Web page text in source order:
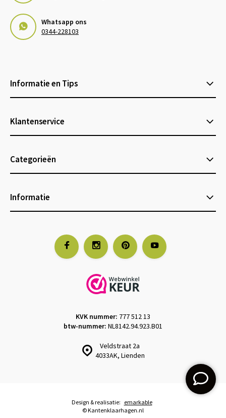
Whatsapp ons
0344-228103
Informatie en Tips
Klantenservice
Categorieën
Informatie
Veldstraat 2a
4033AK, Lienden
KVK nummer: 777 512 13
btw-nummer: NL8142.94.923.B01
© Kantenklaarhagen.nl
Design & realisatie: emarkable